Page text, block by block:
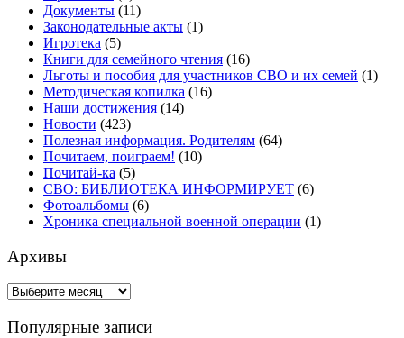
Документы (11)
Законодательные акты (1)
Игротека (5)
Книги для семейного чтения (16)
Льготы и пособия для участников СВО и их семей (1)
Методическая копилка (16)
Наши достижения (14)
Новости (423)
Полезная информация. Родителям (64)
Почитаем, поиграем! (10)
Почитай-ка (5)
СВО: БИБЛИОТЕКА ИНФОРМИРУЕТ (6)
Фотоальбомы (6)
Хроника специальной военной операции (1)
Архивы
Архивы
Популярные записи